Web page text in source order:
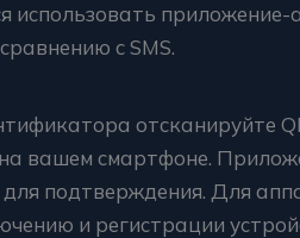
использовать
с SMS.
отсканируйте
вашем смартфоне.
подтверждения. Для
и регистрации